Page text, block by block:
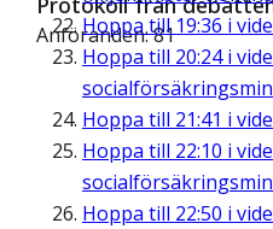
Hoppa till 19:36 i
Hoppa till 20:24i
Hoppa till 21:41 i
Hoppa till 22:10 i
Hoppa till 22:50 i
Anföranden: 81